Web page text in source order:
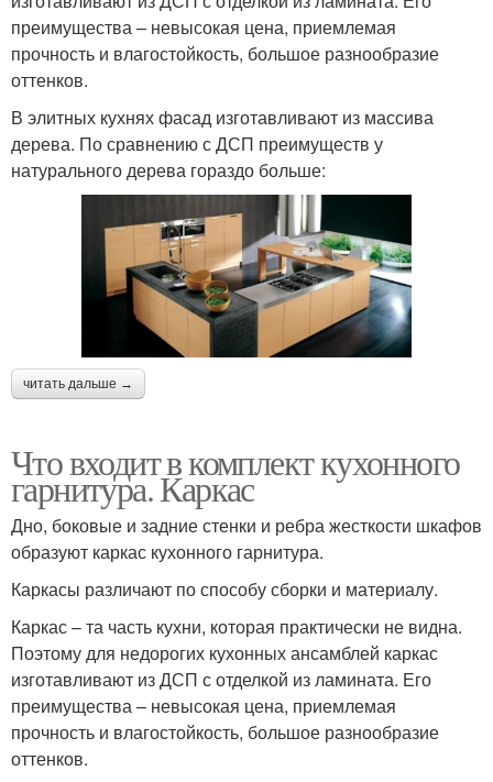
преимущества – невысокая цена, приемлемая
прочность и влагостойкость, большое разнообразие
оттенков.
В элитных кухнях фасад изготавливают из массива
дерева. По сравнению с ДСП преимуществ у
натурального дерева гораздо больше:
читать дальше →
Что входит в комплект кухонного
гарнитура. Каркас
Дно, боковые и задние стенки и ребра жесткости шкафов
образуют каркас кухонного гарнитура.
Каркасы различают по способу сборки и материалу.
Каркас – та часть кухни, которая практически не видна.
Поэтому для недорогих кухонных ансамблей каркас
изготавливают из ДСП с отделкой из ламината. Его
преимущества – невысокая цена, приемлемая
прочность и влагостойкость, большое разнообразие
оттенков.